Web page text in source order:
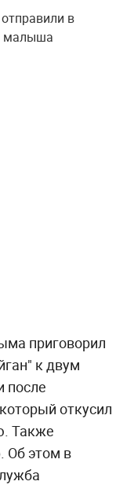
в
малыша
приговорил
к двум
после
откусил
Также
Об этом в